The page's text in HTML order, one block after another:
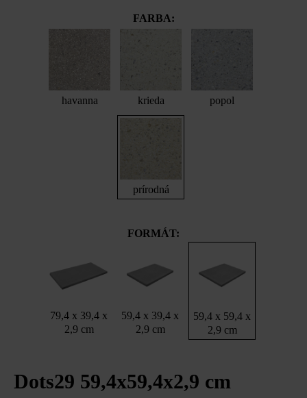
FARBA:
havanna krieda popol
prírodná
FORMÁT:
79,4 x 39,4 x
2,9 cm
59,4 x 39,4 x
2,9 cm
59,4 x 59,4 x
2,9 cm
Dots29 59,4x59,4x2,9 cm